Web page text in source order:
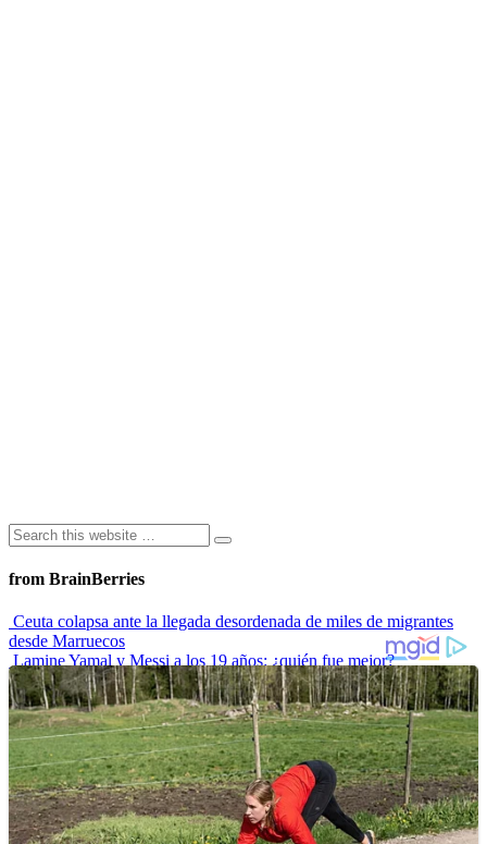
from BrainBerries
Ceuta colapsa ante la llegada desordenada de miles de migrantes
desde Marruecos
Lamine Yamal y Messi a los 19 años: ¿quién fue mejor?
“Envidiosa”, la serie argentina que muestra a una mujer real
Las 10 influencers latinas plus size que inspiran a sus seguidoras
La princesa Leonor finaliza su formación militar y se prepara para
liderar
Advertisements